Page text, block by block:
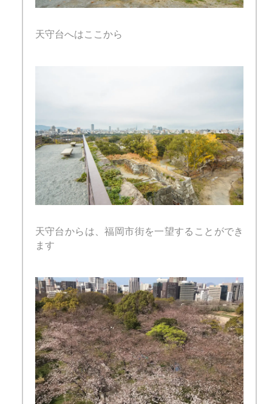
天守台へはここから
天守台からは、福岡市街を一望することができ
ます